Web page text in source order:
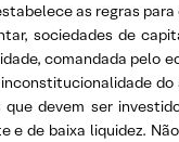
as regras
sociedades de
comandada pelo
devem ser
de baixa liquidez.